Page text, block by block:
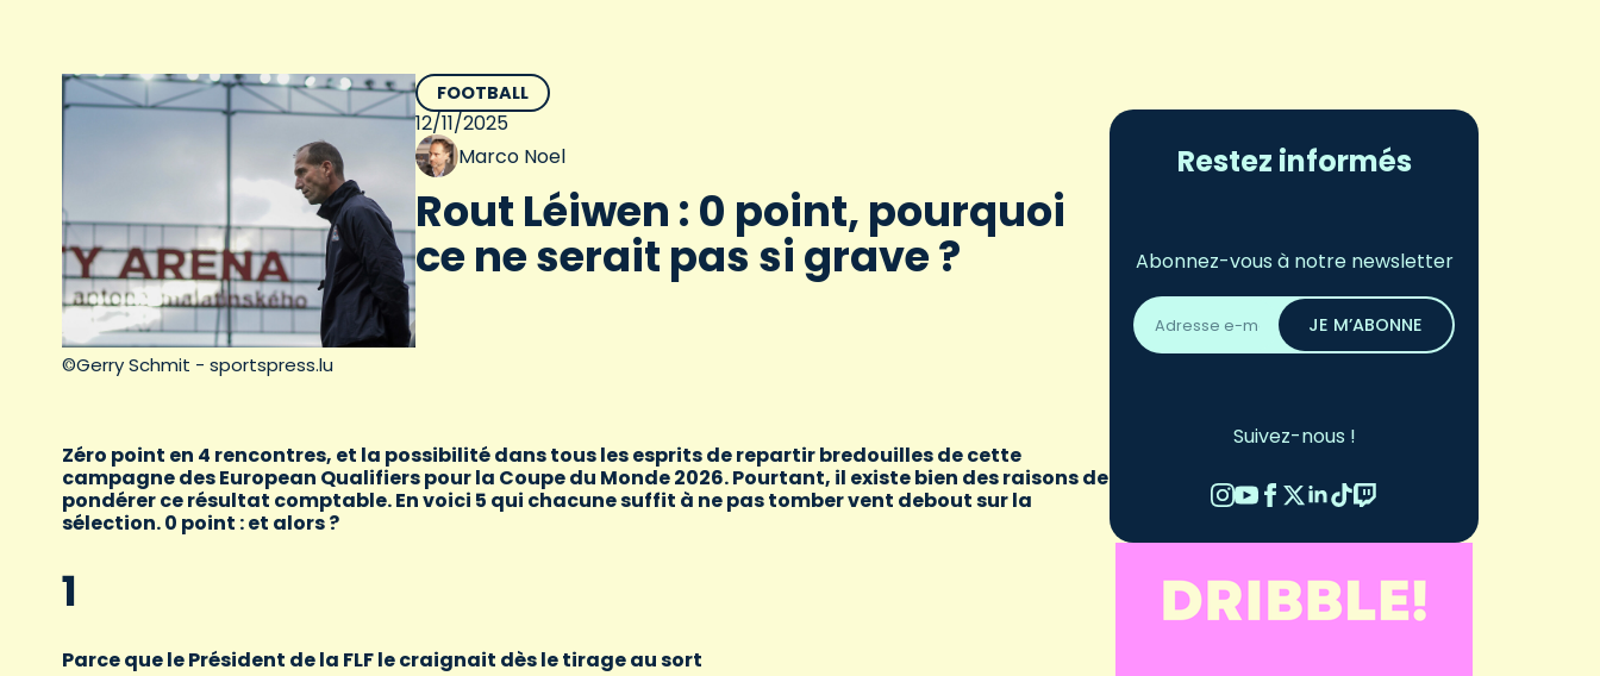
©Gerry Schmit - sportspress.lu
FOOTBALL
12/11/2025
Marco Noel
Rout Léiwen : 0 point, pourquoi
ce ne serait pas si grave ?
Zéro point en 4 rencontres, et la possibilité dans tous les esprits de repartir bredouilles de cette
campagne des European Qualifiers pour la Coupe du Monde 2026. Pourtant, il existe bien des raisons de
pondérer ce résultat comptable. En voici 5 qui chacune suffit à ne pas tomber vent debout sur la
sélection. 0 point : et alors ?
1
Parce que le Président de la FLF le craignait dès le tirage au sort
Restez informés
Abonnez-vous à notre newsletter
Adresse
email
*
JE M’ABONNE
Suivez-nous !